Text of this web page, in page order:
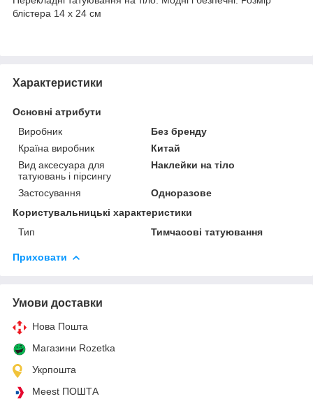
блістера 14 х 24 см
Характеристики
Основні атрибути
Виробник
Без бренду
Країна виробник
Китай
Вид аксесуара для
татуювань і пірсингу
Наклейки на тіло
Застосування
Одноразове
Користувальницькі характеристики
Тип
Тимчасові татуювання
Приховати
Умови доставки
Нова Пошта
Магазини Rozetka
Укрпошта
Meest ПОШТА